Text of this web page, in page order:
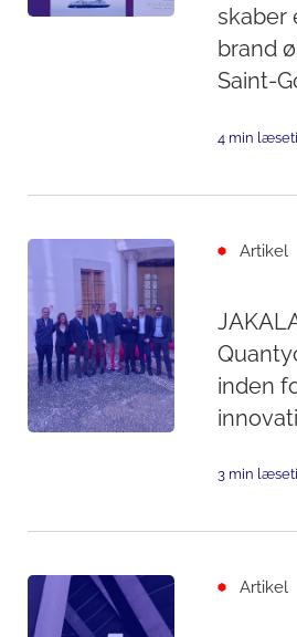
skaber
brand
Saint-
4 min
Artikel
inden
3 min
Artikel